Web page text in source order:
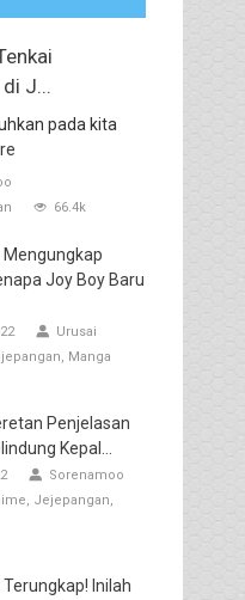
J...
pada kita
66.4k
Mengungkap
Joy Boy Baru
Urusai
Manga
Penjelasan
Kepal...
Sorenamoo
Jejepangan
Terungkap! Inilah